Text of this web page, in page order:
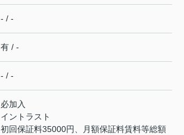
- / -
有 / -
- / -
必加入
イントラスト
初回保証料35000円、月額保証料賃料等総額